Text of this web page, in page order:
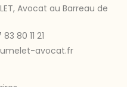
Avocat au Barreau de
80 11 21
avocat.fr